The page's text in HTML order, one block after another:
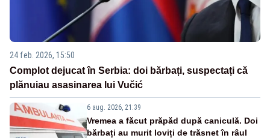
24 feb. 2026, 15:50
Complot dejucat în Serbia: doi bărbați, suspectați că
plănuiau asasinarea lui Vučić
6 aug. 2026, 21:39
Vremea a făcut prăpăd după caniculă. Doi
bărbați au murit loviți de trăsnet în râul